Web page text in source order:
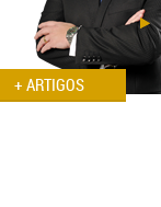
+ ARTIGOS